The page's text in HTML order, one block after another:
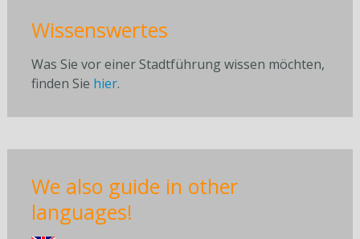
Wissenswertes
Was Sie vor einer Stadtführung wissen möchten,
finden Sie hier.
We also guide in other
languages!